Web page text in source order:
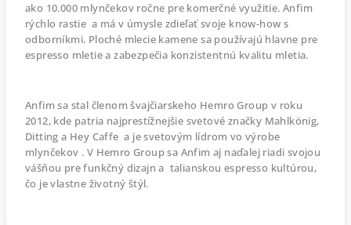
ako 10.000 mlynčekov ročne pre komerčné využitie. Anfim
rýchlo rastie a má v úmysle zdieľať svoje know-how s
odborníkmi. Ploché mlecie kamene sa používajú hlavne pre
espresso mletie a zabezpečia konzistentnú kvalitu mletia.
Anfim sa stal členom švajčiarskeho Hemro Group v roku
2012, kde patria najprestížnejšie svetové značky Mahlkönig,
Ditting a Hey Caffe a je svetovým lídrom vo výrobe
mlynčekov . V Hemro Group sa Anfim aj naďalej riadi svojou
vášňou pre funkčný dizajn a talianskou espresso kultúrou,
čo je vlastne životný štýl.